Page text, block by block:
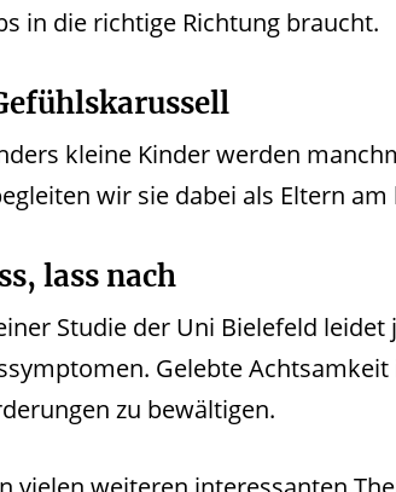
in die richtige Richtung braucht.
kleine Kinder werden
wir sie dabei als Eltern am
lass nach
Studie der Uni Bielefeld
Gelebte
zu bewältigen.